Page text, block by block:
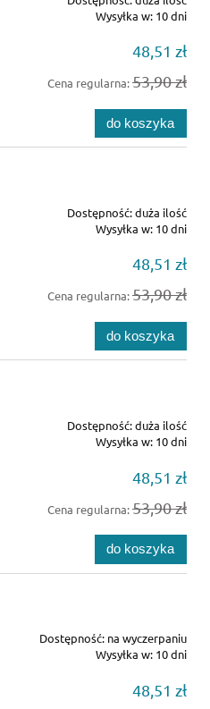
Wysyłka w: 10 dni
48,51 zł
Cena regularna:53,90 zł
do koszyka
Dostępność:duża ilość
Wysyłka w: 10 dni
48,51 zł
Cena regularna:53,90 zł
do koszyka
Dostępność:duża ilość
Wysyłka w: 10 dni
48,51 zł
Cena regularna:53,90 zł
do koszyka
Dostępność: na wyczerpaniu
Wysyłka w: 10 dni
48,51 zł